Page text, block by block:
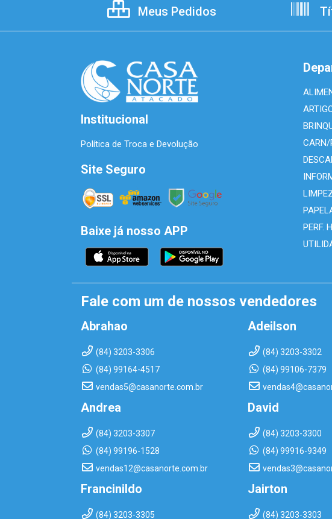
Meus Pedidos
Institucional
Política de Troca e Devolução
Site Seguro
Baixe já nosso APP
CARN/
PERF.
Fale com um de nossos vendedores
Abrahao
(84) 3203-3306
(84) 99164-4517
vendas5@casanorte.com.br
Adeilson
(84) 3203-3302
(84) 99106-7379
Andrea
(84) 3203-3307
(84) 99196-1528
vendas12@casanorte.com.br
David
(84) 3203-3300
(84) 99916-9349
Francinildo
(84) 3203-3305
Jairton
(84) 3203-3303